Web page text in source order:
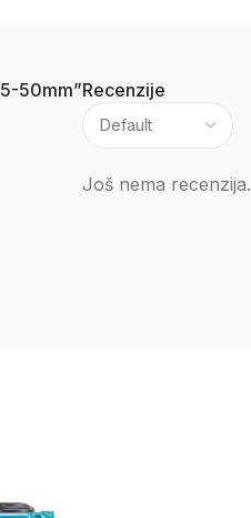
Recenzije
Još nema recenzija.
50mm”